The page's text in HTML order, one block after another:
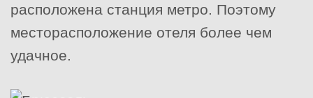
расположена станция метро. Поэтому
месторасположение отеля более чем
удачное.